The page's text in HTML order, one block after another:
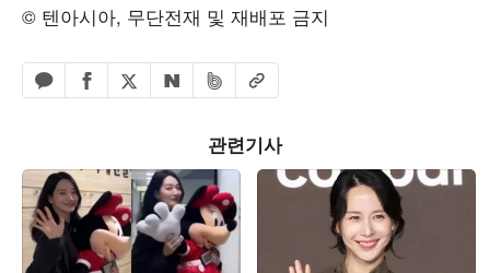
© 텐아시아, 무단전재 및 재배포 금지
카카오톡 공유하기
페이스북 공유하기
엑스 공유하기
네이버 공유하기
밴드 공유하기
URL복사
관련기사